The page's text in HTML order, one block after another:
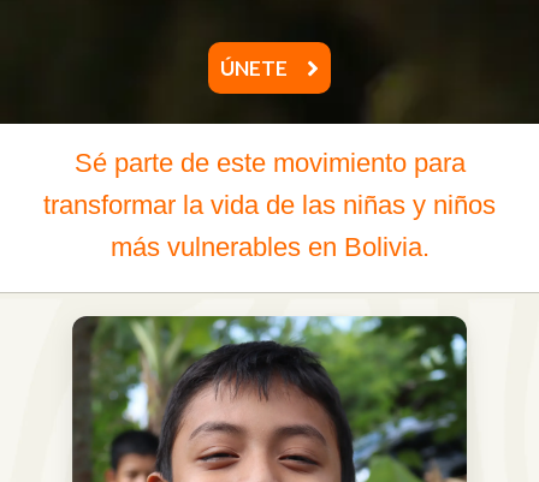
ÚNETE
Sé parte de este movimiento para
transformar la vida de las niñas y niños
más vulnerables en Bolivia.